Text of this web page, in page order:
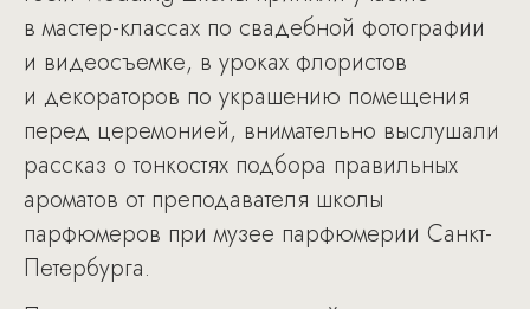
в мастер-классах по свадебной фотографии
и видеосъемке, в уроках флористов
и декораторов по украшению помещения
перед церемонией, внимательно выслушали
рассказ о тонкостях подбора правильных
ароматов от преподавателя школы
парфюмеров при музее парфюмерии Санкт-
Петербурга.